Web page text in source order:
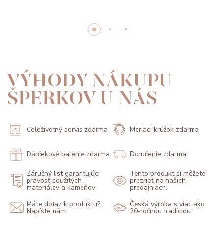
VÝHODY NÁKUPU
ŠPERKOV U NÁS
Celoživotný servis zdarma Meriaci krúžok zdarma
Dárčekové balenie zdarma Doručenie zdarma
Záručný list garantujúci
pravosť použitých
materiálov a kameňov
Tento produkt si môžete
prezrieť na našich
predajniach.
Máte dotaz k produktu?
Napíšte nám.
Česká výroba s viac ako
20-ročnou tradíciou